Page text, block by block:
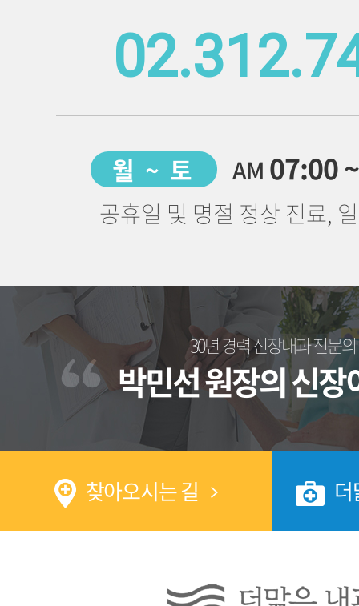
월 ~ 토 AM 07:00
공휴일 및 명절 정상 진료,
30년 경력 신장내과 전문의
박민선 원장의 신장
찾아오시는 길